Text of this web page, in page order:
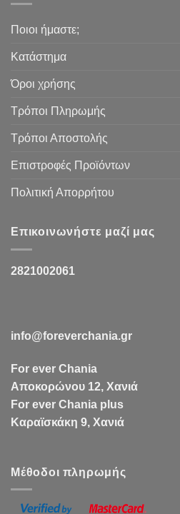
Ποιοι ήμαστε;
Κατάστημα
Όροι χρήσης
Τρόποι Πληρωμής
Τρόποι Αποστολής
Επιστροφές Προϊόντων
Πολιτική Απορρήτου
Επικοινωνήστε μαζί μας
2821002061
info@foreverchania.gr
For ever Chania
Αποκορώνου 12, Χανιά
For ever Chania plus
Καραϊσκάκη 9, Χανιά
Μέθοδοι πληρωμής